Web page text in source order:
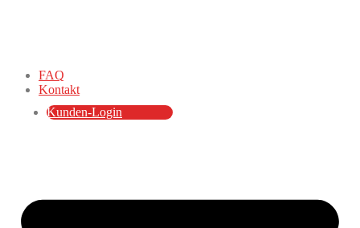
FAQ
Kontakt
Kunden-Login